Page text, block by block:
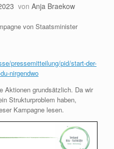
von Anja Braekow
von Staatsminister
pressemitteilung/pid/start-der-
nirgendwo
Aktionen grundsätzlich. Da wir
Strukturproblem haben,
Kampagne lesen.